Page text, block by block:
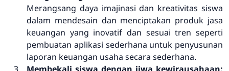
Merangsang daya imajinasi dan kreativitas siswa
dalam mendesain dan menciptakan produk jasa
keuangan yang inovatif dan sesuai tren seperti
pembuatan aplikasi sederhana untuk penyusunan
laporan keuangan usaha secara sederhana.